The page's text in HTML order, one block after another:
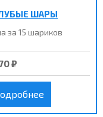
ШАРЫ
за 15 шариков
₽